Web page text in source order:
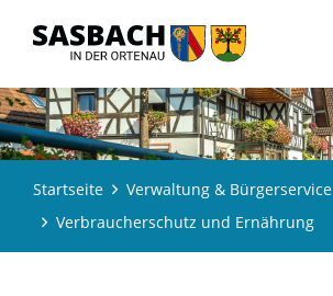
Startseite Verwaltung & Bürgerservice
Verbraucherschutz und Ernährung